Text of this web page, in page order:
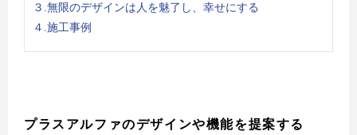
３.無限のデザインは人を魅了し、幸せにする
４.施工事例
プラスアルファのデザインや機能を提案する